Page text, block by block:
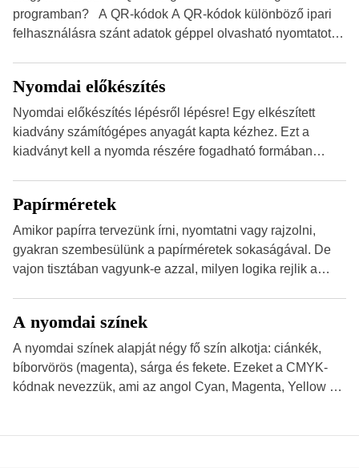
Boríték méretének táblázata C0-tól C10-ig […]
programban? A QR-kódok A QR-kódok különböző ipari
felhasználásra szánt adatok géppel olvasható nyomtatott
telepíthet egy QR-kód-leolvasó alkalmazást, ami leolvasni
és dekódolni képes az URL-információt és átirányítja a
telefon böngészőjét a cég weblapjára. A QR-kód
beolvasása után a felhasználó szöveges üzenetet kaphat,
Nyomdai előkészítés
Nyomdai előkészítés lépésről lépésre! Egy elkészített
kiadvány számítógépes anyagát kapta kézhez. Ezt a
kiadványt kell a nyomda részére fogadható formában
Illustratorban készült vektorgrafika. Minden esetben
konzultáljunk a nyomdával, mielőtt elkezdjük a nyomdai
előkészítést!Nehogy az elkészült munka után derüljön ki,
hogy valamit másképp kellett volna csinálni! […]
Papírméretek
Amikor papírra tervezünk írni, nyomtatni vagy rajzolni,
gyakran szembesülünk a papírméretek sokaságával. De
vajon tisztában vagyunk-e azzal, milyen logika rejlik a
Ebben a cikkben a papírméretek izgalmas világába
kalauzolunk el téged, hogy jobban megértsd, milyen
szempontok alapján érdemes választanod a jövőben.
Bevezetés a papírméretek világába A papírméretek […]
A nyomdai színek
A nyomdai színek alapját négy fő szín alkotja: ciánkék,
bíborvörös (magenta), sárga és fekete. Ezeket a CMYK-
kódnak nevezzük, ami az angol Cyan, Magenta, Yellow és